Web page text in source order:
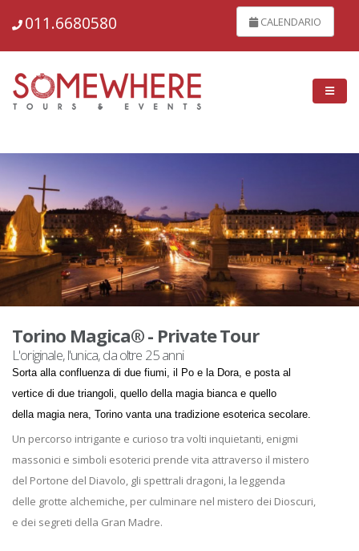
011.6680580 CALENDARIO
Torino Magica® - Private Tour
L'originale, l'unica, da oltre 25 anni
Sorta alla confluenza di due fiumi, il Po e la Dora, e posta al
vertice di due triangoli, quello della magia bianca e quello
della magia nera, Torino vanta una tradizione esoterica secolare.
Un percorso intrigante e curioso tra volti inquietanti, enigmi
massonici e simboli esoterici prende vita attraverso il mistero
del Portone del Diavolo, gli spettrali dragoni, la leggenda
delle grotte alchemiche, per culminare nel mistero dei Dioscuri,
e dei segreti della Gran Madre.